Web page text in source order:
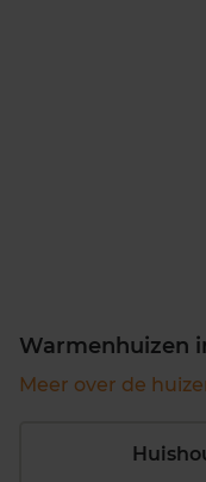
Warmenhuizen
Meer over de